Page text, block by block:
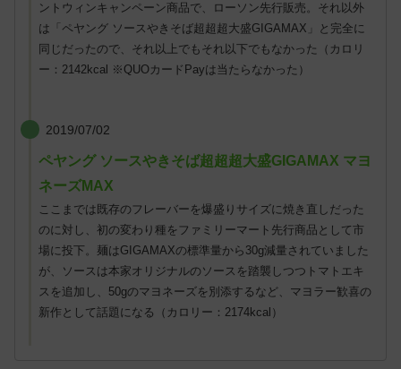
ントウィンキャンペーン商品で、ローソン先行販売。それ以外
は「ペヤング ソースやきそば超超超大盛GIGAMAX」と完全に
同じだったので、それ以上でもそれ以下でもなかった（カロリ
ー：2142kcal ※QUOカードPayは当たらなかった）
2019/07/02
ペヤング ソースやきそば超超超大盛GIGAMAX マヨ
ネーズMAX
ここまでは既存のフレーバーを爆盛りサイズに焼き直しだった
のに対し、初の変わり種をファミリーマート先行商品として市
場に投下。麺はGIGAMAXの標準量から30g減量されていました
が、ソースは本家オリジナルのソースを踏襲しつつトマトエキ
スを追加し、50gのマヨネーズを別添するなど、マヨラー歓喜の
新作として話題になる（カロリー：2174kcal）